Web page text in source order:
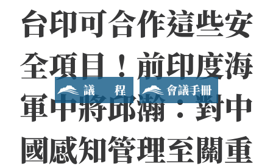
議程 會議手冊
台印可合作這些安
全項目！前印度海
軍中將邱瀚：對中
國感知管理至關重